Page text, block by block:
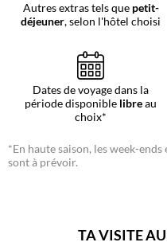
Autres extras tels que petit-
déjeuner, selon l'hôtel choisi
Dates de voyage dans la
période disponible libreau
choix*
*En haute saison, les week-
sont à prévoir.
TA VISITE